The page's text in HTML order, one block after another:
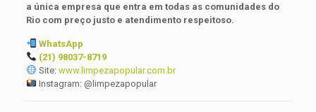
a única empresa que entra em todas as comunidades do
Rio com preço justo e atendimento respeitoso.
WhatsApp
(21) 98037-8719
Site: www.limpezapopular.com.br
Instagram: @limpezapopular